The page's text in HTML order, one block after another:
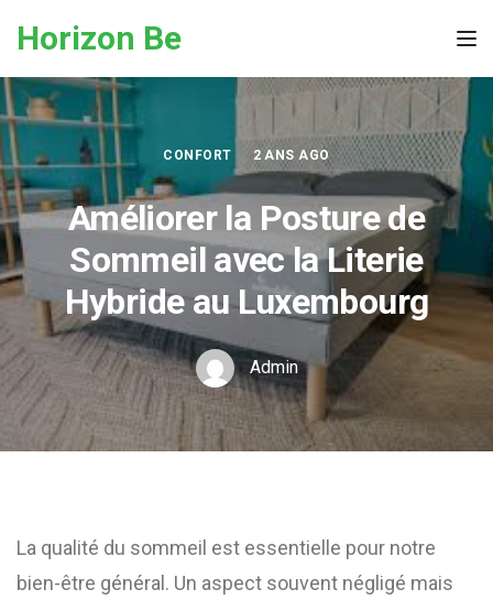
Horizon Be
CONFORT 2 ANS AGO
Améliorer la Posture de
Sommeil avec la Literie
Hybride au Luxembourg
Admin
La qualité du sommeil est essentielle pour notre
bien-être général. Un aspect souvent négligé mais